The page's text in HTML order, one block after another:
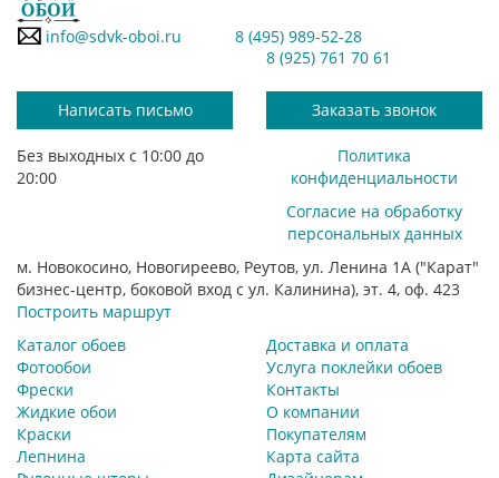
info@sdvk-oboi.ru
8 (495) 989-52-28
8 (925) 761 70 61
Написать письмо Заказать звонок
Без выходных с 10:00 до
20:00
Политика
конфиденциальности
Согласие на обработку
персональных данных
м. Новокосино, Новогиреево, Реутов, ул. Ленина 1А ("Карат"
бизнес-центр, боковой вход с ул. Калинина), эт. 4, оф. 423
Построить маршрут
Каталог обоев
Фотообои
Фрески
Жидкие обои
Краски
Лепнина
Доставка и оплата
Услуга поклейки обоев
Контакты
О компании
Покупателям
Карта сайта